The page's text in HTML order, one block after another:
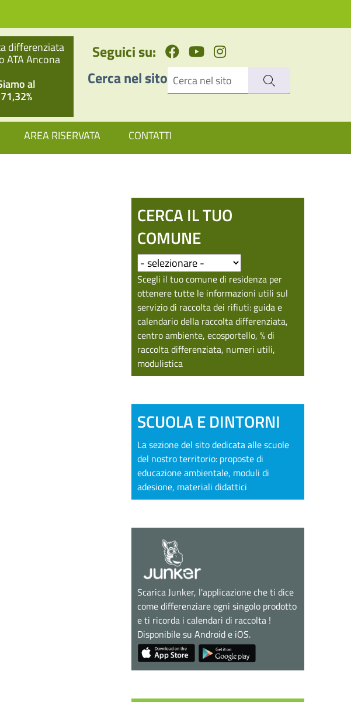
differenziata
ATA Ancona
al
71,32%
Seguici su:
Cerca nel sito
AREA RISERVATA CONTATTI
CERCA IL TUO
COMUNE
Scegli il tuo comune di residenza per
ottenere tutte le informazioni utili sul
servizio di raccolta dei rifiuti: guida e
calendario della raccolta differenziata,
centro ambiente, ecosportello, % di
raccolta differenziata, numeri utili,
modulistica
SCUOLA E DINTORNI
La sezione del sito dedicata alle scuole
del nostro territorio: proposte di
educazione ambientale, moduli di
adesione, materiali didattici
Scarica Junker, l'applicazione che ti dice
come differenziare ogni singolo prodotto
e ti ricorda i calendari di raccolta !
Disponibile su Android e iOS.